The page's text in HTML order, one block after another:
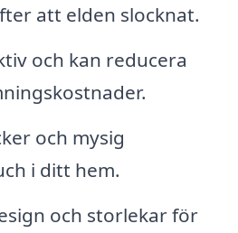
att elden slocknat.
och kan reducera
och mysig
i ditt hem.
och storlekar för